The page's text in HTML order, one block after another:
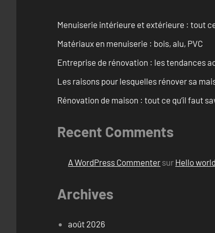
Menuiserie intérieure et extérieure : tout
Matériaux en menuiserie : bois, alu, PVC
Entreprise de rénovation : les tendances
Les raisons pour lesquelles rénover sa
Rénovation de maison : tout ce qu’il faut
Recent Comments
A WordPress Commenter sur Hello
Archives
août 2026